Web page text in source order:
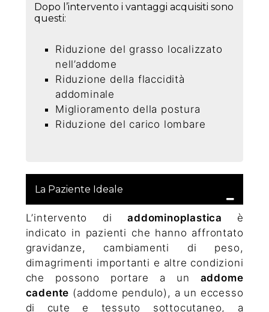
Dopo l’intervento i vantaggi acquisiti sono
questi:
Riduzione del grasso localizzato
nell’addome
Riduzione della flaccidità
addominale
Miglioramento della postura
Riduzione del carico lombare
La Paziente Ideale
L’intervento diaddominoplastica è
indicato in pazienti che hanno affrontato
gravidanze, cambiamenti di peso,
dimagrimenti importanti e altre condizioni
che possono portare a un addome
cadente (addome pendulo), a un eccesso
di cute e tessuto sottocutaneo, a